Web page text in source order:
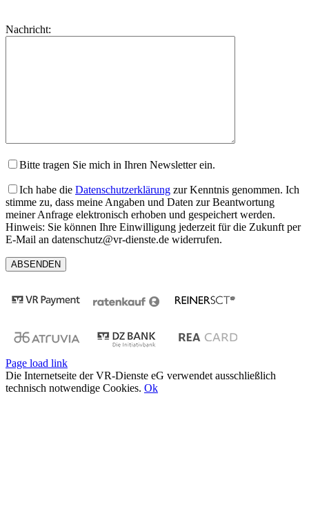
dieses
lasse
Nachricht:
Bitte tragen Sie mich in Ihren Newsletter ein.
Ich habe die Datenschutzerklärung zur Kenntnis genommen. Ich
stimme zu, dass meine Angaben und Daten zur Beantwortung
meiner Anfrage elektronisch erhoben und gespeichert werden.
Hinweis: Sie können Ihre Einwilligung jederzeit für die Zukunft per
E-Mail an datenschutz@vr-dienste.de widerrufen.
Page load link
Die Internetseite der VR-Dienste eG verwendet ausschließlich
technisch notwendige Cookies. Ok